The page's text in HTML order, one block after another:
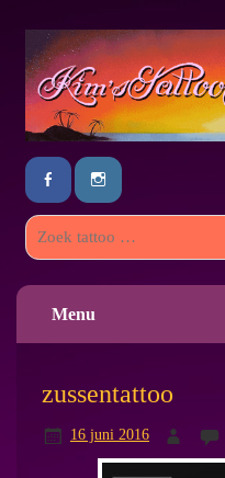
Menu
zussentattoo
16 juni 2016